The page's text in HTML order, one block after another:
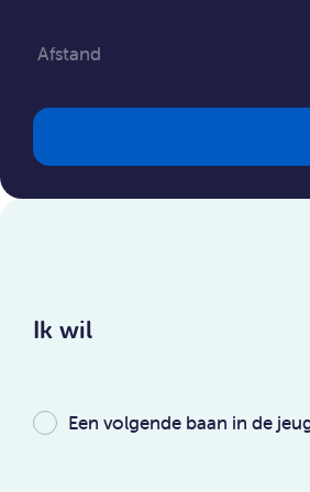
Ik wil
Een volgende baan in de